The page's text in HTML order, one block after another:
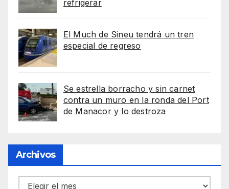
refrigerar
El Much de Sineu tendrá un tren
especial de regreso
Se estrella borracho y sin carnet
contra un muro en la ronda del Port
de Manacor y lo destroza
Archivos
Archivos